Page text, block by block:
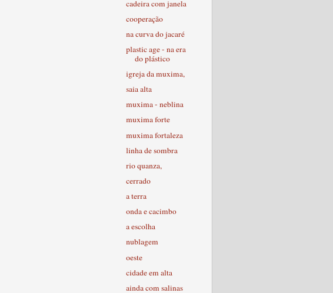
cadeira com janela
cooperação
na curva do jacaré
plastic age - na era
do plástico
igreja da muxima,
saia alta
muxima - neblina
muxima forte
muxima fortaleza
linha de sombra
rio quanza,
cerrado
a terra
onda e cacimbo
a escolha
nublagem
oeste
cidade em alta
ainda com salinas